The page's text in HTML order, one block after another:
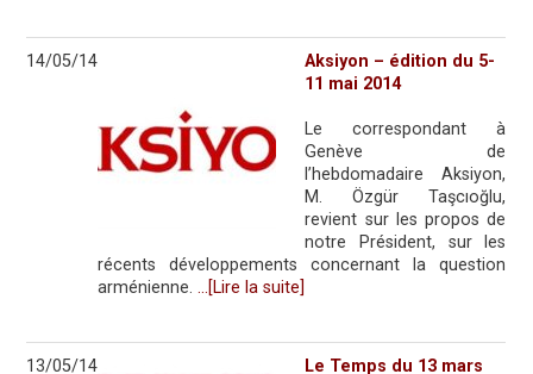
14/05/14
Aksiyon – édition du 5-
11 mai 2014
Le correspondant à
Genève de
l’hebdomadaire Aksiyon,
M. Özgür Taşcıoğlu,
revient sur les propos de
notre Président, sur les
récents développements concernant la question
arménienne. …[Lire la suite]
13/05/14
Le Temps du 13 mars